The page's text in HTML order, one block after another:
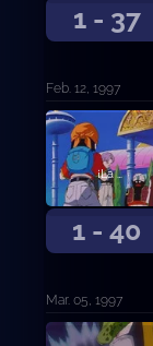
1 - 37
Feb. 12, 1997
1 - 40
¡La Tierra explota! La decisión final de Piccolo
Mar. 05, 1997